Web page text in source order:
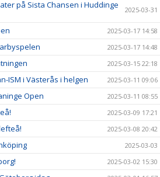
på Sista Chansen i Huddinge
2025-03-31
2025-03-17 14:58
2025-03-17 14:48
2025-03-15 22:18
ISM i Västerås i helgen 2025-03-11 09:06
Open 2025-03-11 08:55
2025-03-09 17:21
2025-03-08 20:42
2025-03-03
2025-03-02 15:30